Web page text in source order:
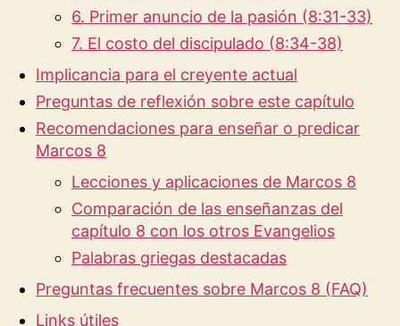
6. Primer anuncio de la pasión (8:31-33)
7. El costo del discipulado (8:34-38)
Implicancia para el creyente actual
Preguntas de reflexión sobre este capítulo
Recomendaciones para enseñar o predicar
Marcos 8
Lecciones y aplicaciones de Marcos 8
Comparación de las enseñanzas del
capítulo 8 con los otros Evangelios
Palabras griegas destacadas
Preguntas frecuentes sobre Marcos 8 (FAQ)
Links útiles